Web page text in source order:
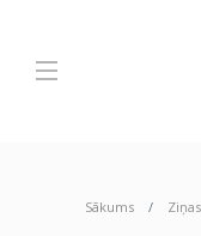
Sākums Ziņas